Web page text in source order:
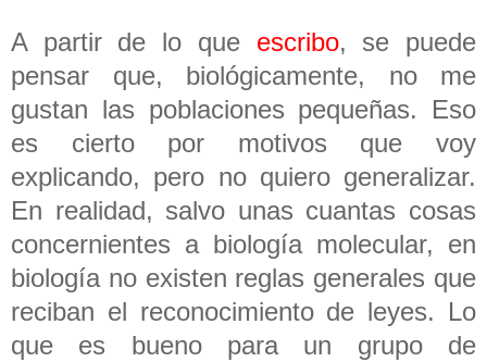
A partir de lo que escribo, se puede
pensar que, biológicamente, no me
gustan las poblaciones pequeñas. Eso
es cierto por motivos que voy
explicando, pero no quiero generalizar.
En realidad, salvo unas cuantas cosas
concernientes a biología molecular, en
biología no existen reglas generales que
reciban el reconocimiento de leyes. Lo
que es bueno para un grupo de